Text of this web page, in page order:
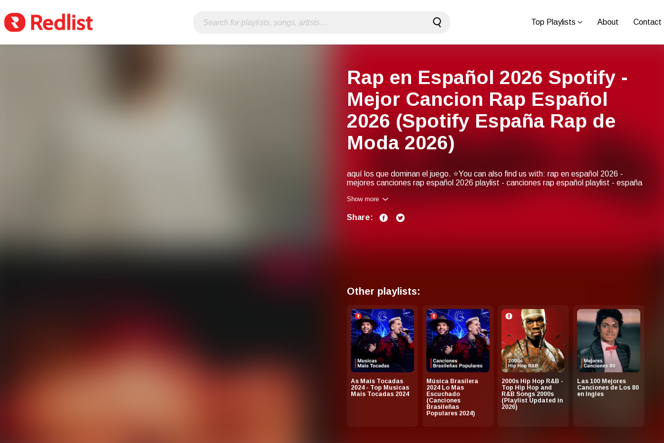
Top Playlists About Contact
Rap en Español 2026 Spotify -
Mejor Cancion Rap Español
2026 (Spotify España Rap de
Moda 2026)
aquí los que dominan el juego. ⭐You can also find us with: rap en español 2026 -
mejores canciones rap español 2026 playlist - canciones rap español playlist - españa
canciones rap español - rap en español 2026 spotify - mejores canciones rap 2026
Show more
Share:
Other playlists:
As Mais Tocadas
2024 - Top Musicas
Mais Tocadas 2024
Música Brasilera
2024 Lo Mas
Escuchado
(Canciones
Brasileñas
Populares 2024)
2000s Hip Hop R&B -
Top Hip Hop and
R&B Songs 2000s
(Playlist Updated in
2026)
Las 100 Mejores
Canciones de Los 80
en Ingles